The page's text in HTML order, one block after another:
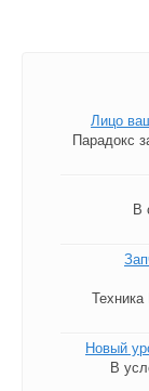
Лицо
Парадокс
В
Новый
В